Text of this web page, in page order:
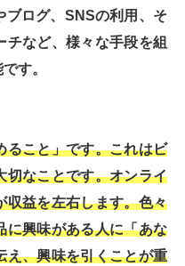
ブログ、SNSの利用、そ
チなど、様々な手段を組
す。
ること」です。これはビ
切なことです。オンライ
収益を左右します。色々
に興味がある人に「あな
え、興味を引くことが重